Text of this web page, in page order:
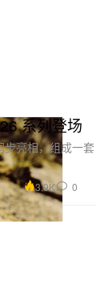
系列登场
步亮相，组成一套
3.9K 0